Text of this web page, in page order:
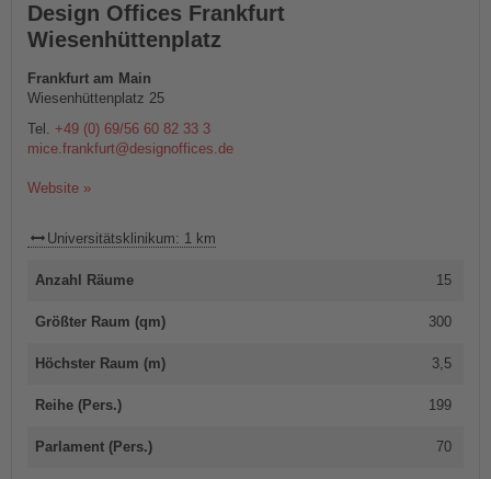
Design Offices Frankfurt
Wiesenhüttenplatz
Frankfurt am Main
Wiesenhüttenplatz 25
Tel. +49 (0) 69/56 60 82 33 3
mice.frankfurt@designoffices.de
Website »
Universitätsklinikum: 1 km
Anzahl Räume 15
Größter Raum (qm) 300
Höchster Raum (m) 3,5
Reihe (Pers.) 199
Parlament (Pers.) 70